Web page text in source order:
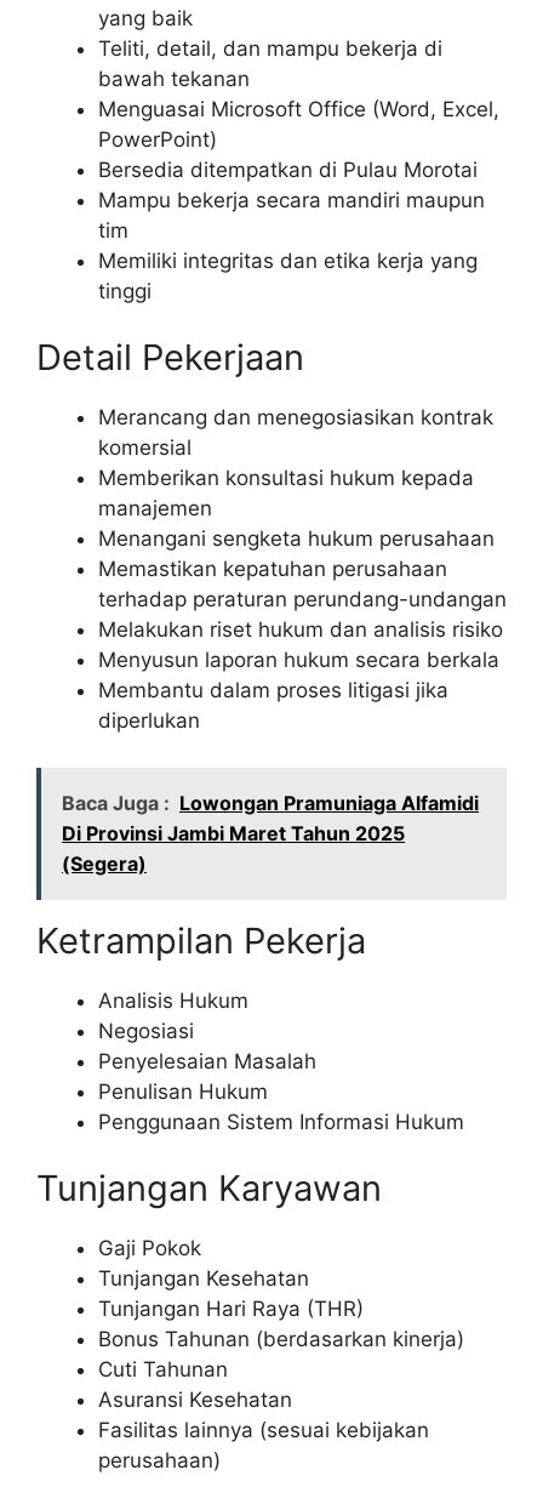
yang baik
Teliti, detail, dan mampu bekerja di
bawah tekanan
Menguasai Microsoft Office (Word, Excel,
PowerPoint)
Bersedia ditempatkan di Pulau Morotai
Mampu bekerja secara mandiri maupun
tim
Memiliki integritas dan etika kerja yang
tinggi
Detail Pekerjaan
Merancang dan menegosiasikan kontrak
komersial
Memberikan konsultasi hukum kepada
manajemen
Menangani sengketa hukum perusahaan
Memastikan kepatuhan perusahaan
terhadap peraturan perundang-undangan
Melakukan riset hukum dan analisis risiko
Menyusun laporan hukum secara berkala
Membantu dalam proses litigasi jika
diperlukan
Baca Juga : Lowongan Pramuniaga Alfamidi
Di Provinsi Jambi Maret Tahun 2025
(Segera)
Ketrampilan Pekerja
Analisis Hukum
Negosiasi
Penyelesaian Masalah
Penulisan Hukum
Penggunaan Sistem Informasi Hukum
Tunjangan Karyawan
Gaji Pokok
Tunjangan Kesehatan
Tunjangan Hari Raya (THR)
Bonus Tahunan (berdasarkan kinerja)
Cuti Tahunan
Asuransi Kesehatan
Fasilitas lainnya (sesuai kebijakan
perusahaan)